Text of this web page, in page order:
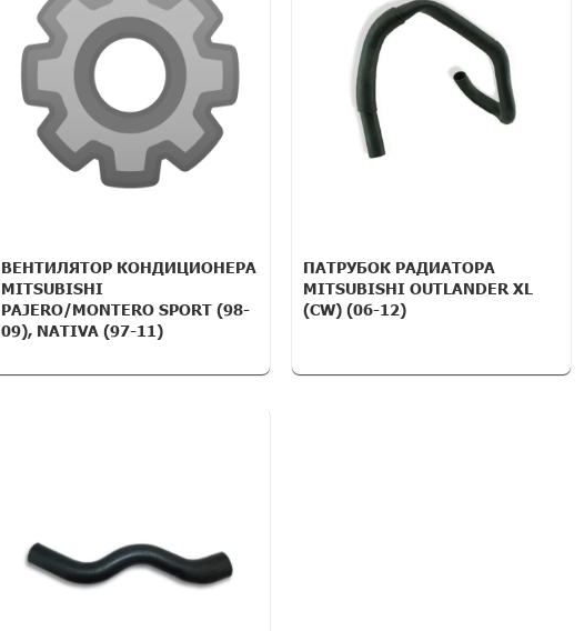
ВЕНТИЛЯТОР КОНДИЦИОНЕРА
MITSUBISHI
PAJERO/MONTERO SPORT (98-
09), NATIVA (97-11)
ПАТРУБОК РАДИАТОРА
MITSUBISHI OUTLANDER XL
(CW) (06-12)